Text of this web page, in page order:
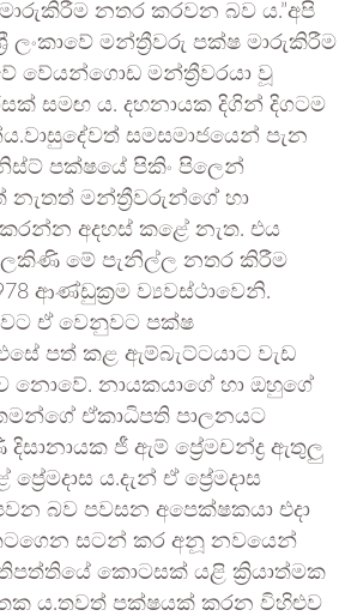
නතර කරවන බව ය.”අපි
ලංකාවේ මන්ත්‍රීවරු පක්ෂ මාරුකිරීම
වේයන්ගොඩ මන්ත්‍රීවරයා වූ
සමඟ ය. දහනායක දිගින් දිගටම
සමසමාජයෙන් පැන
පක්ෂයේ පිකිං පිලෙන්
මන්ත්‍රීවරුන්ගේ හා
අදහස් කළේ නැත. එය
මේ පැනිල්ල නතර කිරීම
ආණ්ඩුක්‍රම ව්‍යවස්ථාවෙනි.
ඒ වෙනුවට පක්ෂ
පත් කළ ඇම්බැට්ටයාට වැඩ
නායකයාගේ හා ඔහුගේ
ඒකාධිපති පාලනයට
ජී ඇම් ප්‍රේමචන්ද්‍ර ඇතුලු
ය.දැන් ඒ ප්‍රේමදාස
බව පවසන අපෙක්ෂකයා එදා
සටන් කර අනූ නවයෙන්
කොටසක් යළි ක්‍රියාත්මක
ය.තවත් පක්ෂයක් කරන විහිළුව